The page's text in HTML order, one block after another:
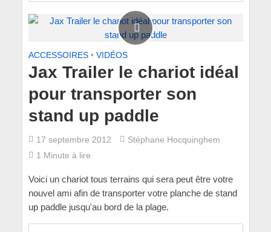
ACCESSOIRES • VIDÉOS
Jax Trailer le chariot idéal
pour transporter son
stand up paddle
17 septembre 2012
Stéphane Hocquinghem
1 Minute à lire
Voici un chariot tous terrains qui sera peut être votre
nouvel ami afin de transporter votre planche de stand
up paddle jusqu'au bord de la plage.